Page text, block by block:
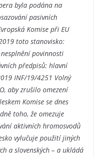
byla podána na
pasivních
Komise při EU
toto stanovisko:
povinnosti
předpisů: hlavní
INF/19/4251 Volný
aby zrušilo omezení
Komise se dnes
toho, že omezuje
aktivních hromosvodů
vylučuje použití jiných
a slovenských – a ukládá